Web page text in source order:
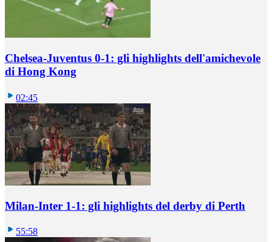
Chelsea-Juventus 0-1: gli highlights dell'amichevole
di Hong Kong
02:45
Milan-Inter 1-1: gli highlights del derby di Perth
55:58